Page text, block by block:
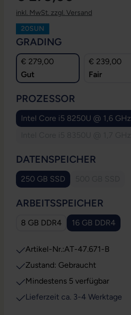
inkl. MwSt. zzgl. Versand
20SUN
GRADING
€ 279,00
Gut
€ 239,00
Fair
PROZESSOR
Intel Core i5 8250U @ 1,6 GHz
DATENSPEICHER
250 GB SSD
ARBEITSSPEICHER
8 GB DDR4 16 GB DDR4
Artikel-Nr.:AT-47.671-B
Zustand: Gebraucht
Mindestens 5 verfügbar
Lieferzeit ca. 3-4 Werktage